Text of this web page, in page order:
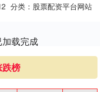
分类： 股票配资平台网站
载完成
榜